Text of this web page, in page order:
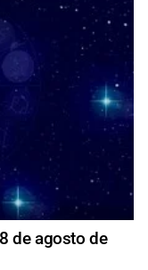
de agosto de